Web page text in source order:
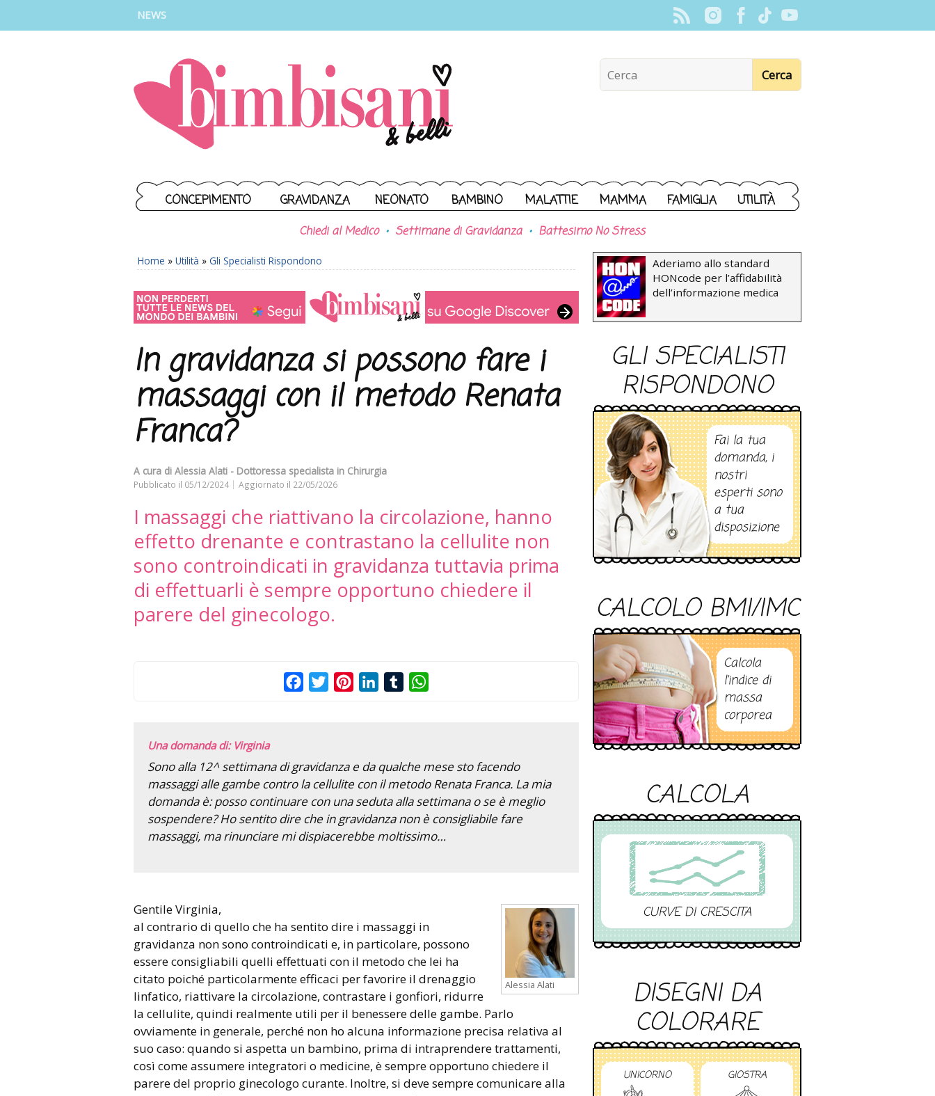
NEWS
CONCEPIMENTO GRAVIDANZA NEONATO BAMBINO MALATTIE MAMMA FAMIGLIA UTILITÀ
Chiedi al Medico Settimane di Gravidanza Battesimo No Stress
Home » Utilità » Gli Specialisti Rispondono
In gravidanza si possono fare i
massaggi con il metodo Renata
Franca?
A cura di Alessia Alati - Dottoressa specialista in Chirurgia
Pubblicato il 05/12/2024 Aggiornato il 22/05/2026
I massaggi che riattivano la circolazione, hanno
effetto drenante e contrastano la cellulite non
sono controindicati in gravidanza tuttavia prima
di effettuarli è sempre opportuno chiedere il
parere del ginecologo.
FacebookTwitterPinterestLinkedInTumblr
Una domanda di: Virginia
Sono alla 12^ settimana di gravidanza e da qualche mese sto facendo
massaggi alle gambe contro la cellulite con il metodo Renata Franca. La mia
domanda è: posso continuare con una seduta alla settimana o se è meglio
sospendere? Ho sentito dire che in gravidanza non è consigliabile fare
massaggi, ma rinunciare mi dispiacerebbe moltissimo…
Alessia Alati
Gentile Virginia,
al contrario di quello che ha sentito dire i massaggi in
gravidanza non sono controindicati e, in particolare, possono
essere consigliabili quelli effettuati con il metodo che lei ha
citato poiché particolarmente efficaci per favorire il drenaggio
linfatico, riattivare la circolazione, contrastare i gonfiori, ridurre
la cellulite, quindi realmente utili per il benessere delle gambe. Parlo
ovviamente in generale, perché non ho alcuna informazione precisa relativa al
suo caso: quando si aspetta un bambino, prima di intraprendere trattamenti,
così come assumere integratori o medicine, è sempre opportuno chiedere il
parere del proprio ginecologo curante. Inoltre, si deve sempre comunicare alla
Aderiamo allo standard
HONcode per l’affidabilità
dell’informazione medica
GLI SPECIALISTI
RISPONDONO
Fai la tua
domanda, i
nostri
esperti sono
a tua
disposizione
CALCOLO BMI/IMC
Calcola
l’indice di
massa
corporea
CALCOLA
CURVE DI CRESCITA
DISEGNI DA
COLORARE
UNICORNO GIOSTRA